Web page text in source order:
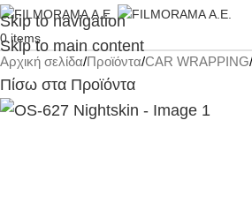
Skip to navigation
Skip to main content
0items
Αρχική σελίδα Προϊόντα CAR WRAPPING
Πίσω στα Προϊόντα